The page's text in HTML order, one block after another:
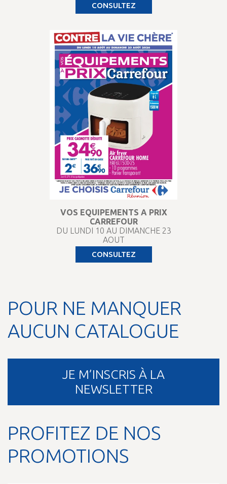
CONSULTEZ
VOS EQUIPEMENTS A PRIX
CARREFOUR
DU LUNDI 10 AU DIMANCHE 23
AOUT
CONSULTEZ
POUR NE MANQUER
AUCUN CATALOGUE
JE M’INSCRIS À LA
NEWSLETTER
PROFITEZ DE NOS
PROMOTIONS